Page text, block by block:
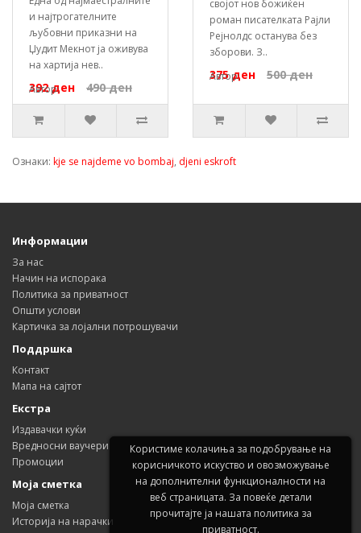
Користиме колачиња за подобрување на
корисничкото искуство и овозможување
на дополнителни функционалности на
веб страницата. За повеќе детали
прочитајте ја нашата политика за
приватност.
и најтрогателните
љубовни приказни на
Џудит Мекнот ја оживува
на хартија нев..
Автор:
392 ден 490 ден
својот нов божиќен
роман писателката Рајли
Рејнолдс останува без
зборови. З..
Автор:
375 ден 500 ден
Ознаки: kje se najdeme vo bombaj, djeni eskroft
Информации
За нас
Начин на испорака
Политика за приватност
Општи услови
Картичка за лојални потрошувачи
Поддршка
Контакт
Мапа на сајтот
Екстра
Издавачки куќи
Вредносни ваучери
Промоции
Моја сметка
Моја сметка
Историја на нарачки